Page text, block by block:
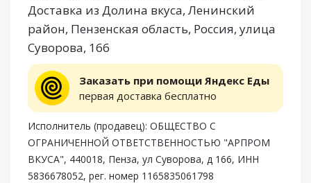
Доставка из Долина вкуса, Ленинский
район, Пензенская область, Россия, улица
Суворова, 166
Заказать при помощи Яндекс Еды
первая доставка бесплатно
Исполнитель (продавец): ОБЩЕСТВО С
ОГРАНИЧЕННОЙ ОТВЕТСТВЕННОСТЬЮ "АРПРОМ
ВКУСА", 440018, Пенза, ул Суворова, д 166, ИНН
5836678052, рег. номер 1165835061798